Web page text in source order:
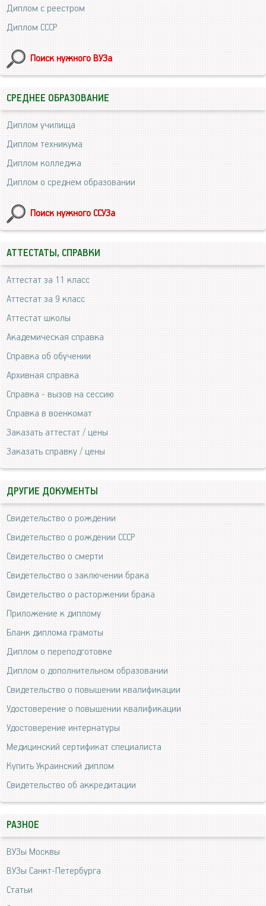
Диплом с реестром
Диплом СССР
Поиск нужного ВУЗа
СРЕДНЕЕ ОБРАЗОВАНИЕ
Диплом училища
Диплом техникума
Диплом колледжа
Диплом о среднем образовании
Поиск нужного ССУЗа
АТТЕСТАТЫ, СПРАВКИ
Аттестат за 11 класс
Аттестат за 9 класс
Аттестат школы
Академическая справка
Справка об обучении
Архивная справка
Справка - вызов на сессию
Справка в военкомат
Заказать аттестат / цены
Заказать справку / цены
ДРУГИЕ ДОКУМЕНТЫ
Свидетельство о рождении
Свидетельство о рождении СССР
Свидетельство о смерти
Свидетельство о заключении брака
Свидетельство о расторжении брака
Приложение к диплому
Бланк диплома грамоты
Диплом о переподготовке
Диплом о дополнительном образовании
Свидетельство о повышении квалификации
Удостоверение о повышении квалификации
Удостоверение интернатуры
Медицинский сертификат специалиста
Купить Украинский диплом
Свидетельство об аккредитации
РАЗНОЕ
ВУЗы Москвы
ВУЗы Санкт-Петербурга
Статьи